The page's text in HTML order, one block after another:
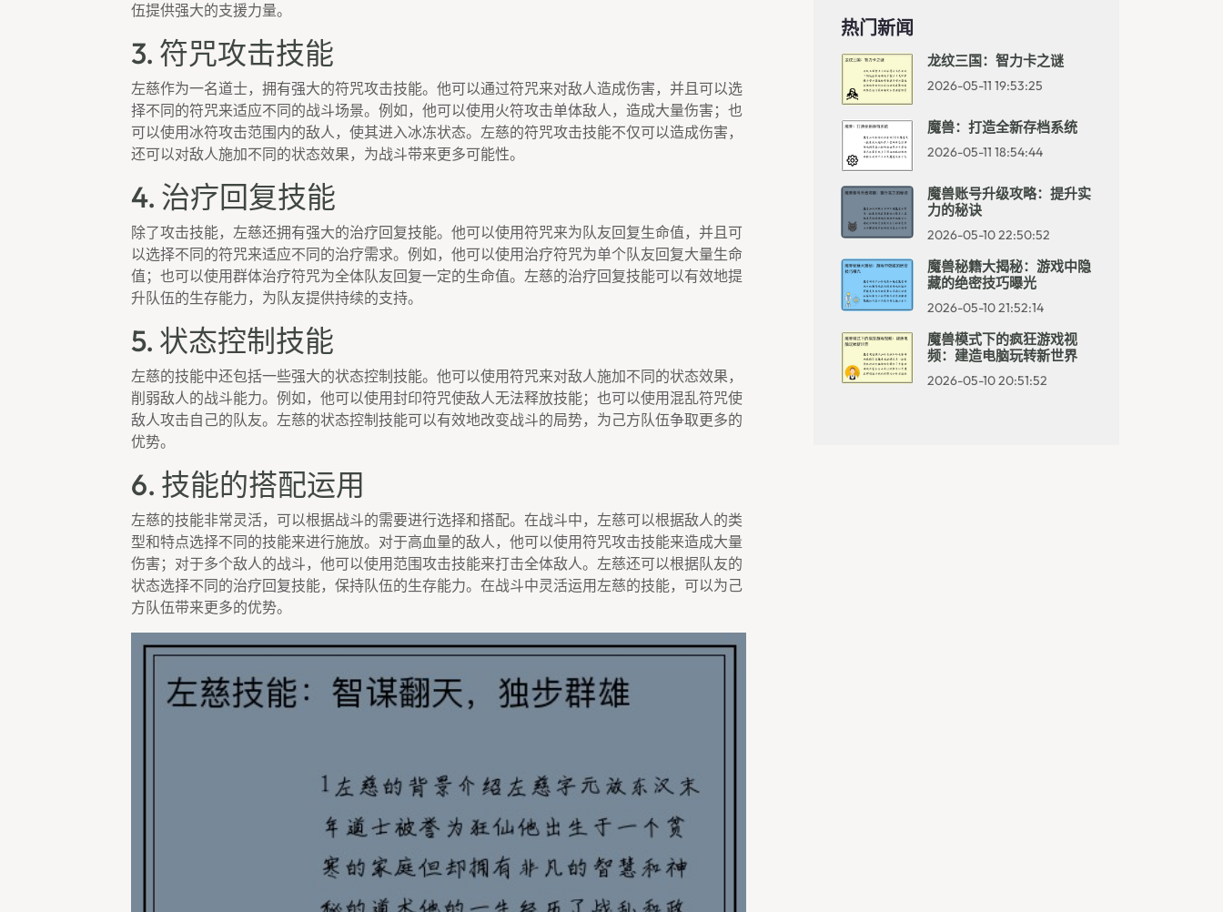
伍提供强大的支援力量。
3. 符咒攻击技能
左慈作为一名道士，拥有强大的符咒攻击技能。他可以通过符咒来对敌人造成伤害，并且可以选
择不同的符咒来适应不同的战斗场景。例如，他可以使用火符攻击单体敌人，造成大量伤害；也
可以使用冰符攻击范围内的敌人，使其进入冰冻状态。左慈的符咒攻击技能不仅可以造成伤害，
还可以对敌人施加不同的状态效果，为战斗带来更多可能性。
4. 治疗回复技能
除了攻击技能，左慈还拥有强大的治疗回复技能。他可以使用符咒来为队友回复生命值，并且可
以选择不同的符咒来适应不同的治疗需求。例如，他可以使用治疗符咒为单个队友回复大量生命
值；也可以使用群体治疗符咒为全体队友回复一定的生命值。左慈的治疗回复技能可以有效地提
升队伍的生存能力，为队友提供持续的支持。
5. 状态控制技能
左慈的技能中还包括一些强大的状态控制技能。他可以使用符咒来对敌人施加不同的状态效果，
削弱敌人的战斗能力。例如，他可以使用封印符咒使敌人无法释放技能；也可以使用混乱符咒使
敌人攻击自己的队友。左慈的状态控制技能可以有效地改变战斗的局势，为己方队伍争取更多的
优势。
6. 技能的搭配运用
左慈的技能非常灵活，可以根据战斗的需要进行选择和搭配。在战斗中，左慈可以根据敌人的类
型和特点选择不同的技能来进行施放。对于高血量的敌人，他可以使用符咒攻击技能来造成大量
伤害；对于多个敌人的战斗，他可以使用范围攻击技能来打击全体敌人。左慈还可以根据队友的
状态选择不同的治疗回复技能，保持队伍的生存能力。在战斗中灵活运用左慈的技能，可以为己
方队伍带来更多的优势。
热门新闻
龙纹三国：智力卡之谜
2026-05-11 19:53:25
魔兽：打造全新存档系统
2026-05-11 18:54:44
魔兽账号升级攻略：提升实
力的秘诀
2026-05-10 22:50:52
魔兽秘籍大揭秘：游戏中隐
藏的绝密技巧曝光
2026-05-10 21:52:14
魔兽模式下的疯狂游戏视
频：建造电脑玩转新世界
2026-05-10 20:51:52